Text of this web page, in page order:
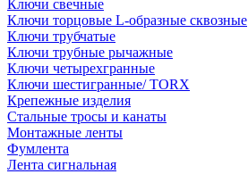
Ключи свечные
Ключи торцовые L-образные сквозные
Ключи трубчатые
Ключи трубные рычажные
Ключи четырехгранные
Ключи шестигранные/ TORX
Крепежные изделия
Стальные тросы и канаты
Монтажные ленты
Фумлента
Лента сигнальная